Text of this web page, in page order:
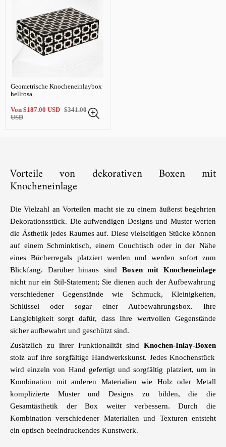
Geometrische Knocheneinlaybox
hellrosa
Verkaufspreis
Von $187.00 USD Regulärer
$341.00
USD
Vorteile von dekorativen Boxen mit
Knocheneinlage
Die Vielzahl an Vorteilen macht sie zu einem äußerst begehrten
Dekorationsstück. Die aufwendigen Designs und Muster werten
die Ästhetik jedes Raumes auf. Diese vielseitigen Stücke können
auf einem Schminktisch, einem Couchtisch oder in der Nähe
eines Bücherregals platziert werden und werden sofort zum
Blickfang. Darüber hinaus sind Boxen mit Knocheneinlage
nicht nur ein Stil-Statement; Sie dienen auch der Aufbewahrung
verschiedener Gegenstände wie Schmuck, Kleinigkeiten,
Schlüssel oder sogar einer Aufbewahrungsbox. Ihre
Langlebigkeit sorgt dafür, dass Ihre wertvollen Gegenstände
sicher aufbewahrt und geschützt sind.
Zusätzlich zu ihrer Funktionalität sind Knochen-Inlay-Boxen
stolz auf ihre sorgfältige Handwerkskunst. Jedes Knochenstück
wird einzeln von Hand gefertigt und sorgfältig platziert, um in
Kombination mit anderen Materialien wie Holz oder Metall
komplizierte Muster und Designs zu bilden, die die
Gesamtästhetik der Box weiter verbessern. Durch die
Kombination verschiedener Materialien und Texturen entsteht
ein optisch beeindruckendes Kunstwerk.